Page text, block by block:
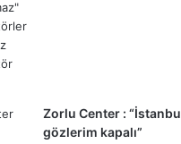
Zorlu Center :
gözlerim kapalı”